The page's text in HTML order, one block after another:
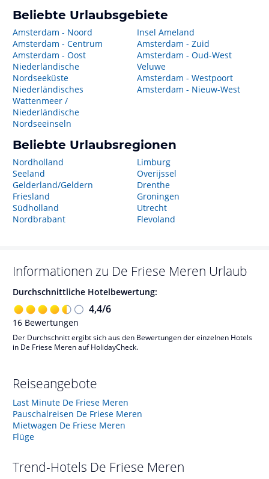
Beliebte Urlaubsgebiete
Amsterdam - Noord
Amsterdam - Centrum
Amsterdam - Oost
Niederländische
Nordseeküste
Niederländisches
Wattenmeer /
Niederländische
Nordseeinseln
Insel Ameland
Amsterdam - Zuid
Amsterdam - Oud-West
Veluwe
Amsterdam - Westpoort
Amsterdam - Nieuw-West
Beliebte Urlaubsregionen
Nordholland
Seeland
Gelderland/Geldern
Friesland
Südholland
Nordbrabant
Limburg
Overijssel
Drenthe
Groningen
Utrecht
Flevoland
Informationen zu De Friese Meren Urlaub
Durchschnittliche Hotelbewertung:
4,4/6
16 Bewertungen
Der Durchschnitt ergibt sich aus den Bewertungen der einzelnen Hotels
in De Friese Meren auf HolidayCheck.
Reiseangebote
Last Minute De Friese Meren
Pauschalreisen De Friese Meren
Mietwagen De Friese Meren
Flüge
Trend-Hotels De Friese Meren